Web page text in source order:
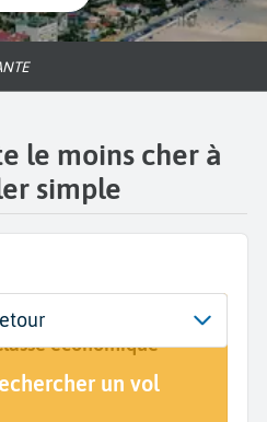
le moins cher à
simple
voyage
économique
un vol